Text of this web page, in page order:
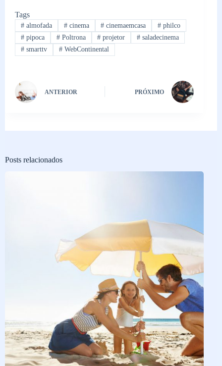
Tags
#almofada #cinema # cinemaemcasa # philco
#pipoca #Poltrona # projetor # saladecinema
#smarttv #WebContinental
ANTERIOR PRÓXIMO
Posts relacionados